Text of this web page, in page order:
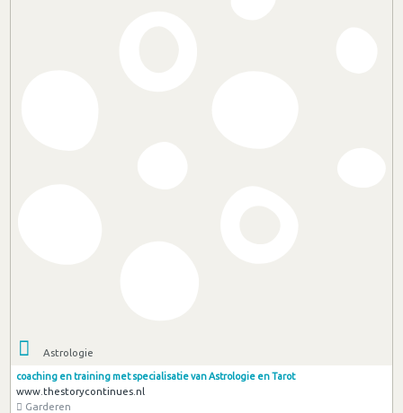
Astrologie
coaching en training met specialisatie van Astrologie en Tarot
www.thestorycontinues.nl
Garderen